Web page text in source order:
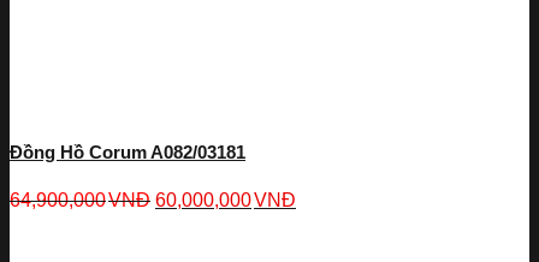
Đồng Hồ Corum A082/03181
64,900,000VNĐ 60,000,000VNĐ